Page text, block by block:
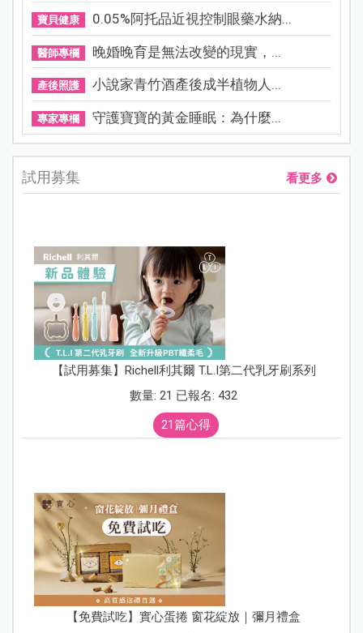
寶貝健康 0.05%阿托品近視控制眼藥水納...
醫師專欄 晚婚晚育是無法改變的現實，...
產後照護 小說家青竹酒產後成半植物人...
專家專欄 守護寶寶的黃金睡眠：為什麼...
試用募集 看更多
【試用募集】Richell利其爾 T.L.I第二代乳牙刷系列
數量: 21 已報名: 432
21篇心得
【免費試吃】實心蛋捲 窗花綻放｜彌月禮盒